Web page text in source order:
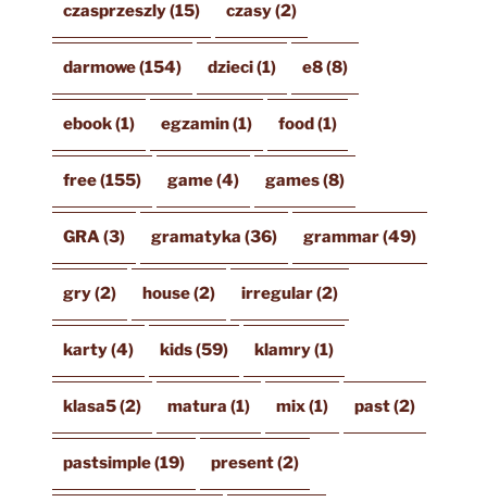
czasprzeszly(15) czasy(2)
darmowe(154) dzieci(1) e8(8)
ebook(1) egzamin(1) food (1)
free(155) game(4) games(8)
GRA(3) gramatyka (36) grammar(49)
gry(2) house(2) irregular(2)
karty(4) kids(59) klamry(1)
klasa5(2) matura (1) mix(1) past(2)
pastsimple(19) present(2)